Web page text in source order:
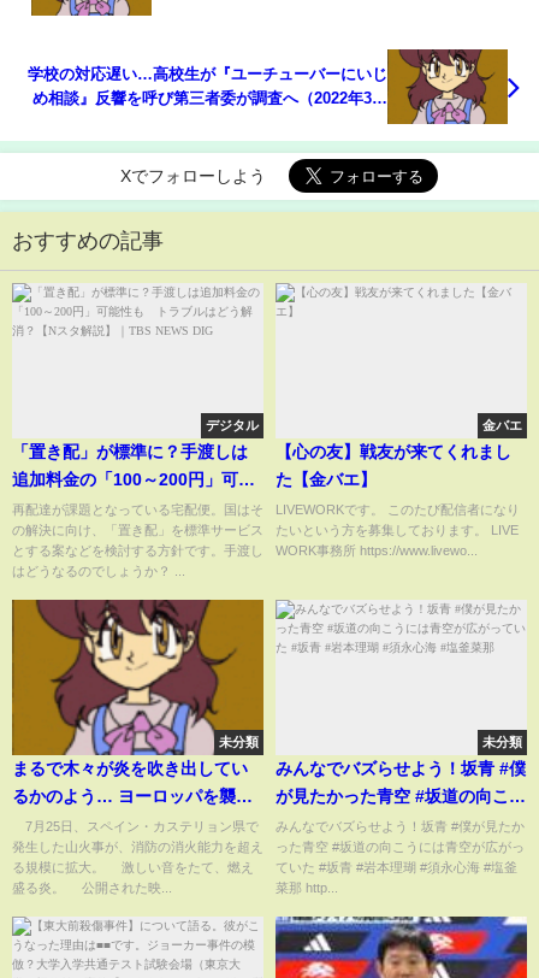
学校の対応遅い…高校生が『ユーチューバーにいじ
め相談』反響を呼び第三者委が調査へ（2022年3月
Xでフォローしよう
おすすめの記事
デジタル
「置き配」が標準に？手渡しは
追加料金の「100～200円」可能
性も トラブルはどう解消？【N
スタ解説】｜TBS NEWS DIG
再配達が課題となっている宅配便。国はそ
の解決に向け、「置き配」を標準サービス
とする案などを検討する方針です。手渡し
はどうなるのでしょうか？ ...
金バエ
【心の友】戦友が来てくれまし
た【金バエ】
LIVEWORKです。 このたび配信者になり
たいという方を募集しております。 LIVE
WORK事務所 https://www.livewo...
未分類
まるで木々が炎を吹き出してい
るかのよう… ヨーロッパを襲う
酷暑で山火事が「消火能力を超
える規模」へ拡大、6万3000人以
上に避難命令の惨状 スペイン
7月25日、スペイン・カステリョン県で
発生した山火事が、消防の消火能力を超え
る規模に拡大。 激しい音をたて、燃え
盛る炎。 公開された映...
未分類
みんなでバズらせよう！坂青 #僕
が見たかった青空 #坂道の向こう
には青空が広がっていた #坂青 #
岩本理瑚 #須永心海 #塩釜菜那
みんなでバズらせよう！坂青 #僕が見たか
った青空 #坂道の向こうには青空が広がっ
ていた #坂青 #岩本理瑚 #須永心海 #塩釜
菜那 http...